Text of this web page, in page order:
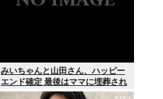
みいちゃんと山田さん、ハッピー
エンド確定 最後はママに埋葬され
る